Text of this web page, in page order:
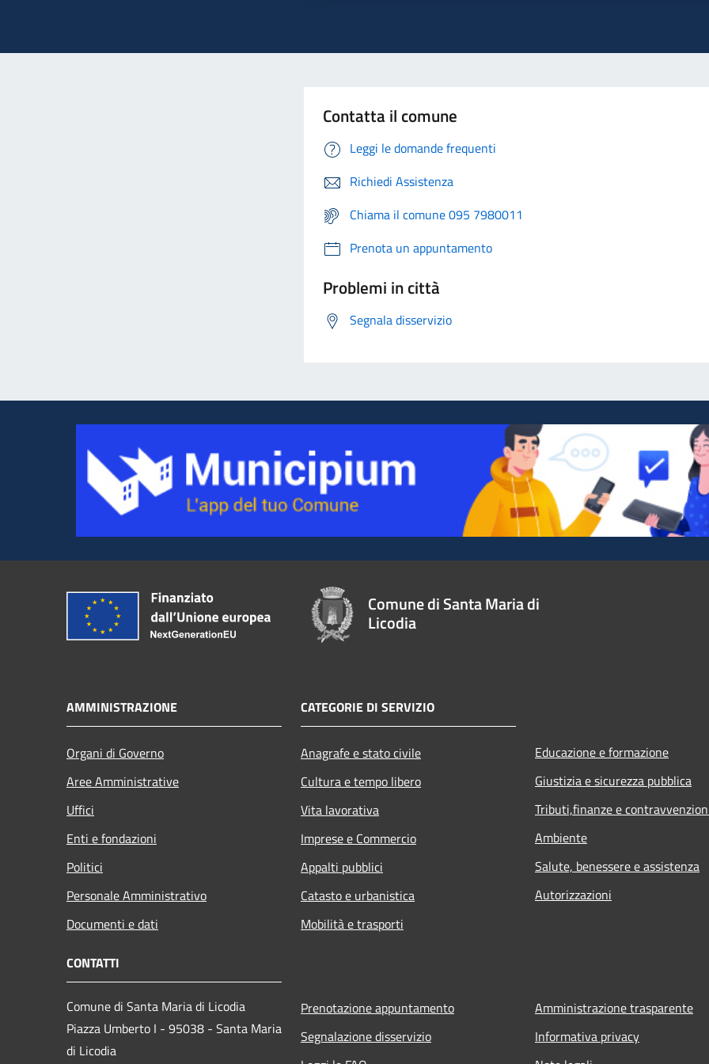
Contatta il comune
Leggi le domande frequenti
Richiedi Assistenza
Chiama il comune 095 7980011
Prenota un appuntamento
Problemi in città
Segnala disservizio
Comune di Santa Maria di
Licodia
AMMINISTRAZIONE
Organi di Governo
Aree Amministrative
Uffici
Enti e fondazioni
Politici
Personale Amministrativo
Documenti e dati
CATEGORIE DI SERVIZIO
Anagrafe e stato civile
Cultura e tempo libero
Vita lavorativa
Imprese e Commercio
Appalti pubblici
Catasto e urbanistica
Mobilità e trasporti
Educazione e formazione
Giustizia e sicurezza pubblica
Tributi,finanze e
Ambiente
Salute, benessere e assistenza
Autorizzazioni
CONTATTI
Comune di Santa Maria di Licodia
Piazza Umberto I - 95038 - Santa Maria
di Licodia
Prenotazione appuntamento
Segnalazione disservizio
Amministrazione trasparente
Informativa privacy